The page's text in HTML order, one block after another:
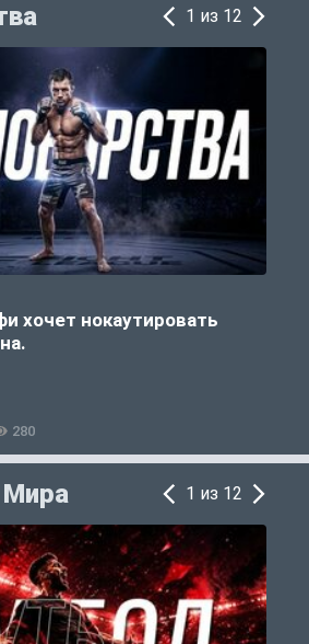
1 из 12
хочет нокаутировать
280
Мира 1 из 12